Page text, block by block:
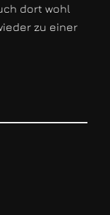
dort wohl
zu einer